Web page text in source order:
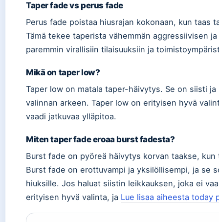
Taper fade vs perus fade
Perus fade poistaa hiusrajan kokonaan, kun taas
Tämä tekee taperista vähemmän aggressiivisen
paremmin virallisiin tilaisuuksiin ja
Mikä on taper low?
Taper low on matala taper-häivytys. Se on siisti
valinnan arkeen. Taper low on erityisen hyvä
vaadi jatkuvaa ylläpitoa.
Miten taper fade eroaa burst fadesta?
Burst fade on pyöreä häivytys korvan taakse,
Burst fade on erottuvampi ja yksilöllisempi, ja se
hiuksille. Jos haluat siistin leikkauksen, joka ei
erityisen hyvä valinta, ja Lue lisaa aiheesta today